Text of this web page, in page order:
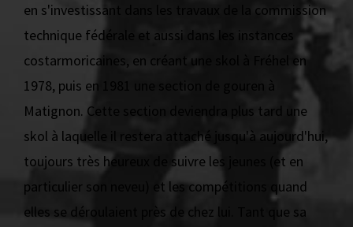
en s'investissant dans les travaux de la commission
technique fédérale et aussi dans les instances
costarmoricaines, en créant une skol à Fréhel en
1978, puis en 1981 une section de gouren à
Matignon. Cette section deviendra plus tard une
skol à laquelle il restera attaché jusqu'à aujourd'hui,
toujours très heureux de suivre les jeunes (et en
particulier son neveu) et les compétitions quand
elles se déroulaient près de chez lui. Tant que sa